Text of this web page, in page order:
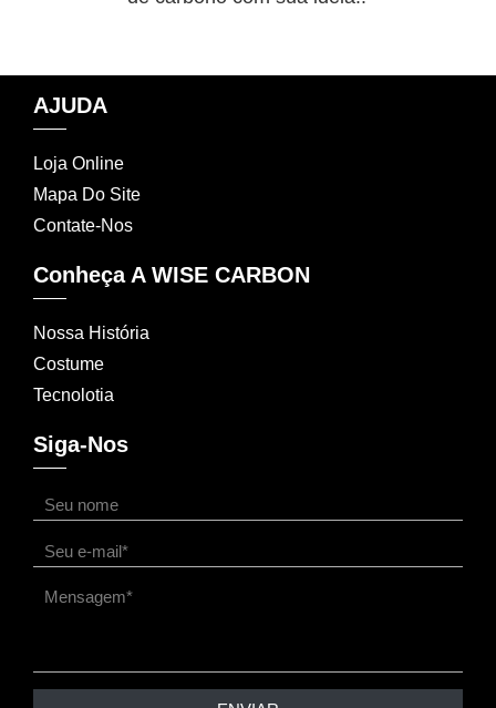
AJUDA
Loja Online
Mapa Do Site
Contate-Nos
Conheça A WISE CARBON
Nossa História
Costume
Tecnolotia
Siga-Nos